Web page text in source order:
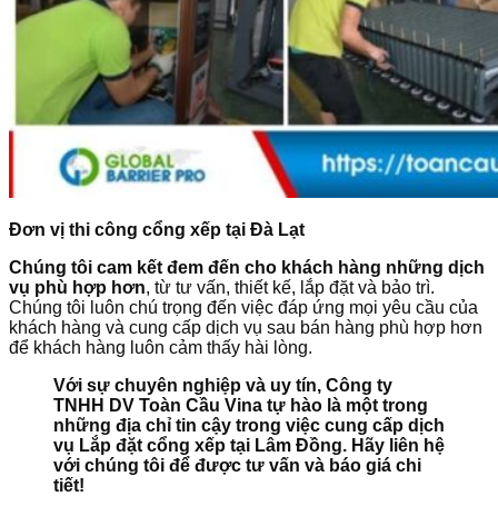
Đơn vị thi công cổng xếp tại Đà Lạt
Chúng tôi cam kết đem đến cho khách hàng những dịch
vụ phù hợp hơn, từ tư vấn, thiết kế, lắp đặt và bảo trì.
Chúng tôi luôn chú trọng đến việc đáp ứng mọi yêu cầu của
khách hàng và cung cấp dịch vụ sau bán hàng phù hợp hơn
để khách hàng luôn cảm thấy hài lòng.
Với sự chuyên nghiệp và uy tín, Công ty
TNHH DV Toàn Cầu Vina tự hào là một trong
những địa chỉ tin cậy trong việc cung cấp dịch
vụ Lắp đặt cổng xếp tại Lâm Đồng. Hãy liên hệ
với chúng tôi để được tư vấn và báo giá chi
tiết!